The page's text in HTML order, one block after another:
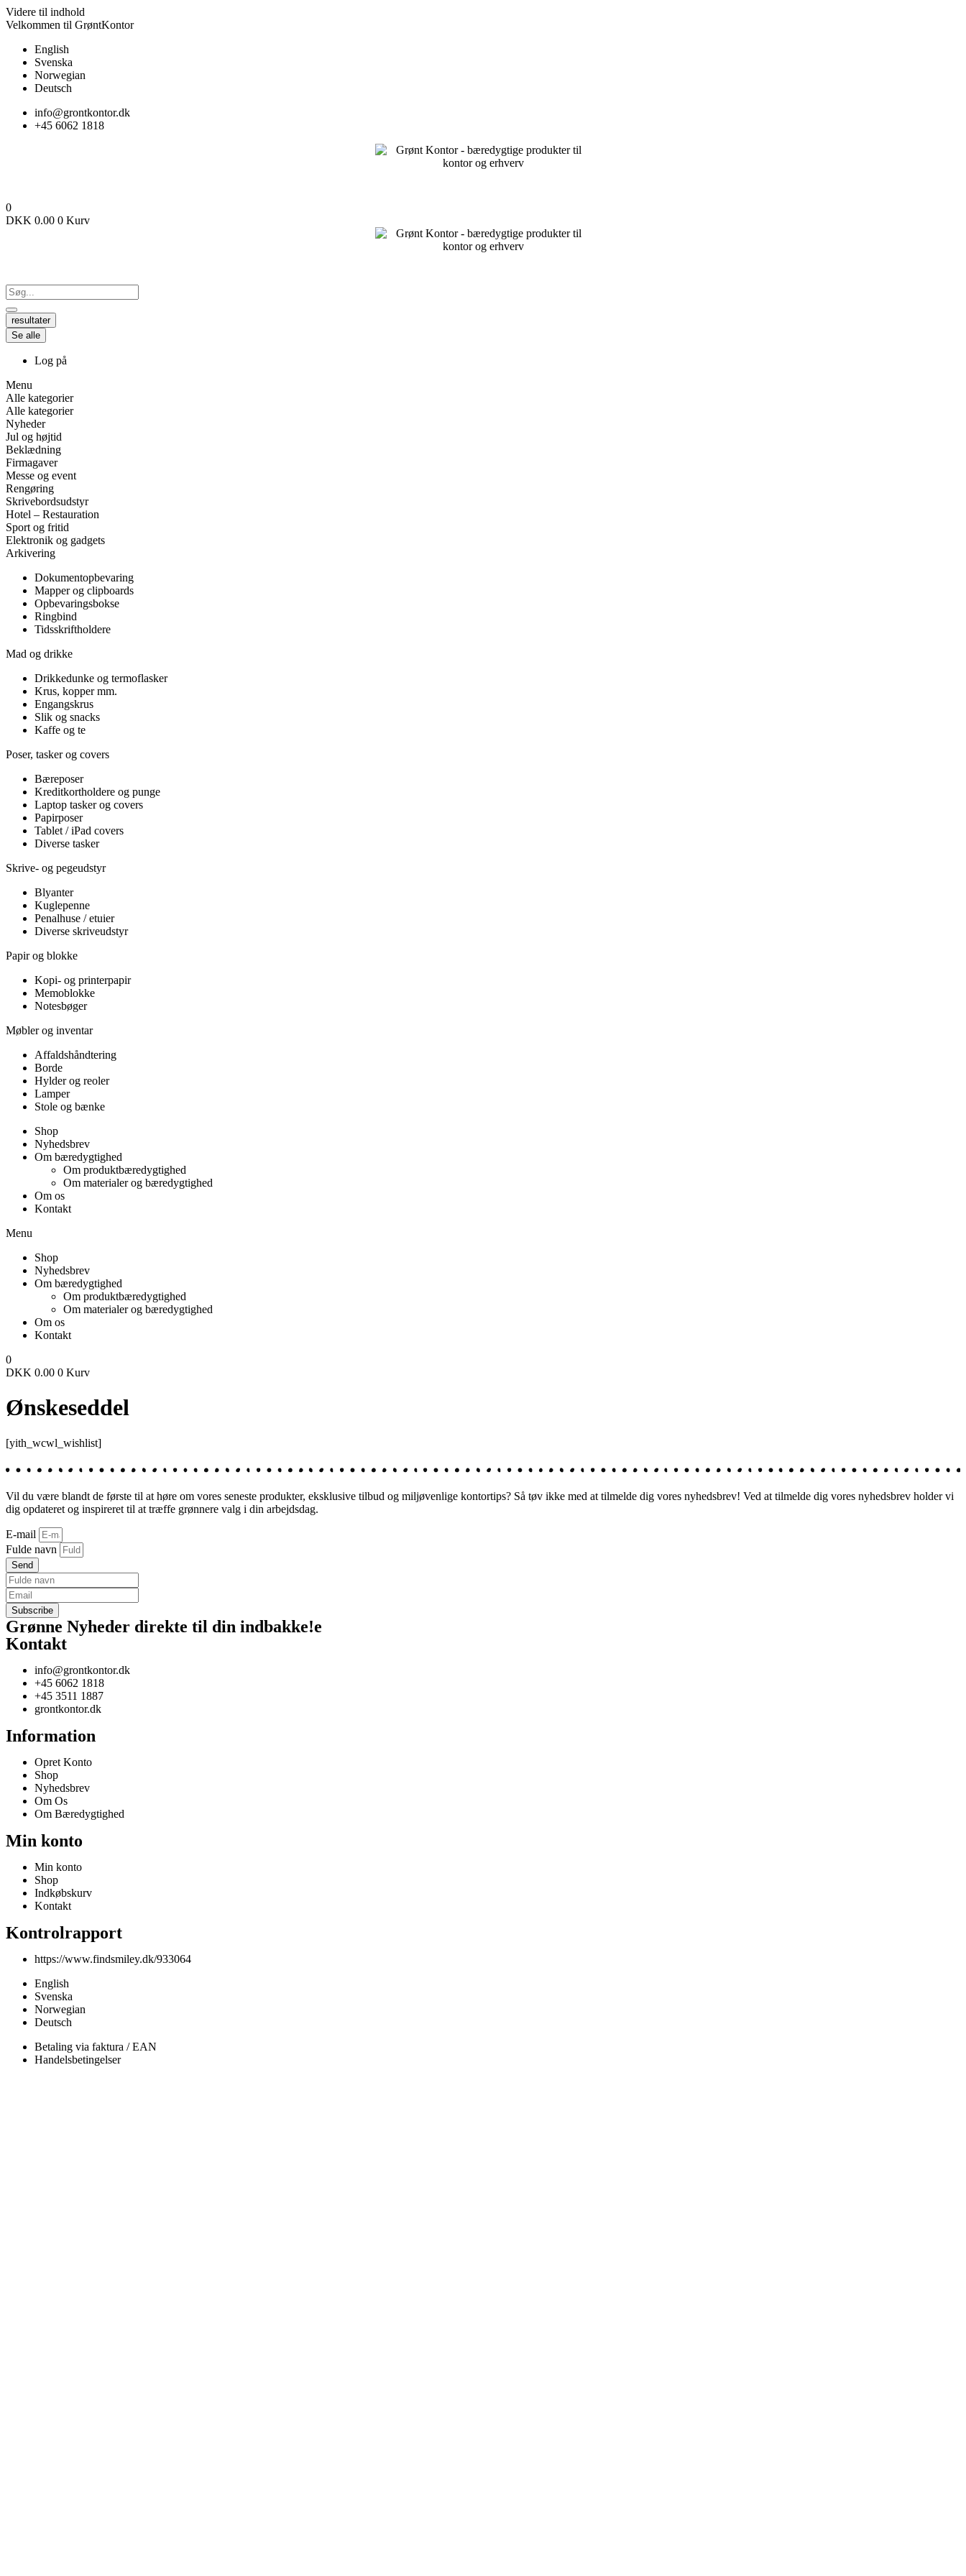
Videre til indhold
Velkommen til GrøntKontor
English
Svenska
Norwegian
Deutsch
info@grontkontor.dk
+45 6062 1818
0
DKK 0.00 0 Kurv
resultater
Se alle
Log på
Menu
Alle kategorier
Alle kategorier
Nyheder
Jul og højtid
Beklædning
Firmagaver
Messe og event
Rengøring
Skrivebordsudstyr
Hotel – Restauration
Sport og fritid
Elektronik og gadgets
Arkivering
Dokumentopbevaring
Mapper og clipboards
Opbevaringsbokse
Ringbind
Tidsskriftholdere
Mad og drikke
Drikkedunke og termoflasker
Krus, kopper mm.
Engangskrus
Slik og snacks
Kaffe og te
Poser, tasker og covers
Bæreposer
Kreditkortholdere og punge
Laptop tasker og covers
Papirposer
Tablet / iPad covers
Diverse tasker
Skrive- og pegeudstyr
Blyanter
Kuglepenne
Penalhuse / etuier
Diverse skriveudstyr
Papir og blokke
Kopi- og printerpapir
Memoblokke
Notesbøger
Møbler og inventar
Affaldshåndtering
Borde
Hylder og reoler
Lamper
Stole og bænke
Shop
Nyhedsbrev
Om bæredygtighed
Om produktbæredygtighed
Om materialer og bæredygtighed
Om os
Kontakt
Menu
Shop
Nyhedsbrev
Om bæredygtighed
Om produktbæredygtighed
Om materialer og bæredygtighed
Om os
Kontakt
0
DKK 0.00 0 Kurv
Ønskeseddel
[yith_wcwl_wishlist]
Vil du være blandt de første til at høre om vores seneste produkter, eksklusive tilbud og miljøvenlige kontortips? Så tøv ikke med at tilmelde dig vores nyhedsbrev! Ved at tilmelde dig vores nyhedsbrev holder vi
dig opdateret og inspireret til at træffe grønnere valg i din arbejdsdag.
E-mail
Fulde navn
Send
Grønne Nyheder direkte til din indbakke!e
Kontakt
info@grontkontor.dk
+45 6062 1818
+45 3511 1887
grontkontor.dk
Information
Opret Konto
Shop
Nyhedsbrev
Om Os
Om Bæredygtighed
Min konto
Min konto
Shop
Indkøbskurv
Kontakt
Kontrolrapport
https://www.findsmiley.dk/933064
English
Svenska
Norwegian
Deutsch
Betaling via faktura / EAN
Handelsbetingelser